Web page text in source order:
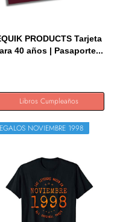
PRODUCTS Tarjeta
40 años | Pasaporte...
Libros Cumpleaños
NOVIEMBRE 1998